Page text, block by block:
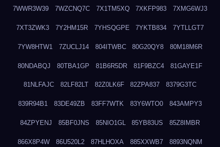
7WWR3W39 7WZCNQ7C 7X1TM5XQ 7XKFP983 7XMG6WJ3
7XT3ZWK3 7Y2HM15R 7YHSQGPE 7YKTB834 7YTLLGT7
7YW8HTW1 7ZUCLJ14 804ITWBC 80G20QY8 80M18M6R
80NDABQJ 80TBA1GP 81B6R5DR 81F9BZC4 81GAYE1F
81NLFAJC 82LF82LT 82Z0LK6F 82ZPA837 8379G3TC
839R94B1 83DE49ZB 83FF7WTK 83Y6WTO0 843AMPY3
84ZPYENJ 85BF0JNS 85NIO1GL 85YB83US 85Z8IMBR
866X8P4W 86U520L2 87HLHOXA 885XXWB7 8893NQNM